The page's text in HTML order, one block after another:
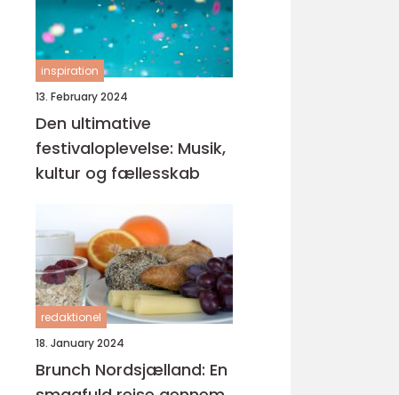
inspiration
13. February 2024
Den ultimative
festivaloplevelse: Musik,
kultur og fællesskab
redaktionel
18. January 2024
Brunch Nordsjælland: En